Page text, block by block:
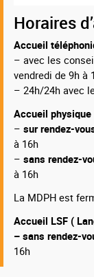
Horaires
Accueil
– avec les
vendredi de 9h à
– 24h/24h avec
Accueil physique
– sur rendez-
à 16h
– sans rendez-
à 16h
La MDPH est
Accueil LSF (
– sans rendez-
16h